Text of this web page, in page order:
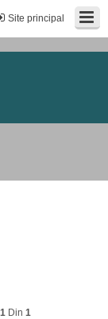
Site principal
1 Din 1